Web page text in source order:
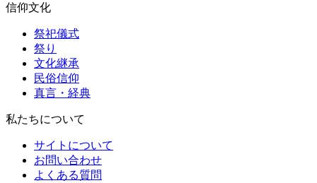
信仰文化
祭祀儀式
祭り
文化継承
民俗信仰
真言・経典
私たちについて
サイトについて
お問い合わせ
よくある質問